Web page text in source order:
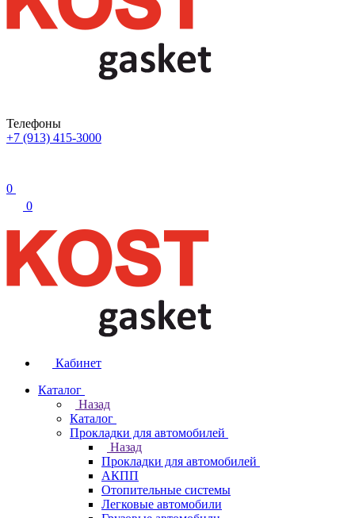
Телефоны
+7 (913) 415-3000
0
0
Кабинет
Каталог
Назад
Каталог
Прокладки для автомобилей
Назад
Прокладки для автомобилей
АКПП
Отопительные системы
Легковые автомобили